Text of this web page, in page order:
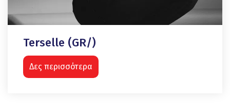
Terselle (GR/)
Δες περισσότερα